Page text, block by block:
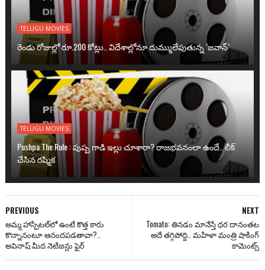
TELUGU MOVIES
రెండు రోజుల్లో రూ.200 కోట్లు.. విదేశాల్లోనూ దుమ్ములేపుతున్న ‘జవాన్’
TELUGU MOVIES
Pushpa The Rule : పుష్ప గాడి ఇల్లు చూశారా? రాజభవనంలా ఉందే.. లీక్
చేసిన రష్మిక
NEXT
Tomato: తినడం మానేస్తే ధర దానంతట
అదే తగ్గిపోద్ది.. మహిళా మంత్రి షాకింగ్
కామెంట్స్
PREVIOUS
అమ్మ హాస్పిటల్‌లో ఉంటే కొత్త కారు
కొన్నానంటూ ఆనందపడతావా?..
అవినాష్ మీద నెటిజన్లు ఫైర్